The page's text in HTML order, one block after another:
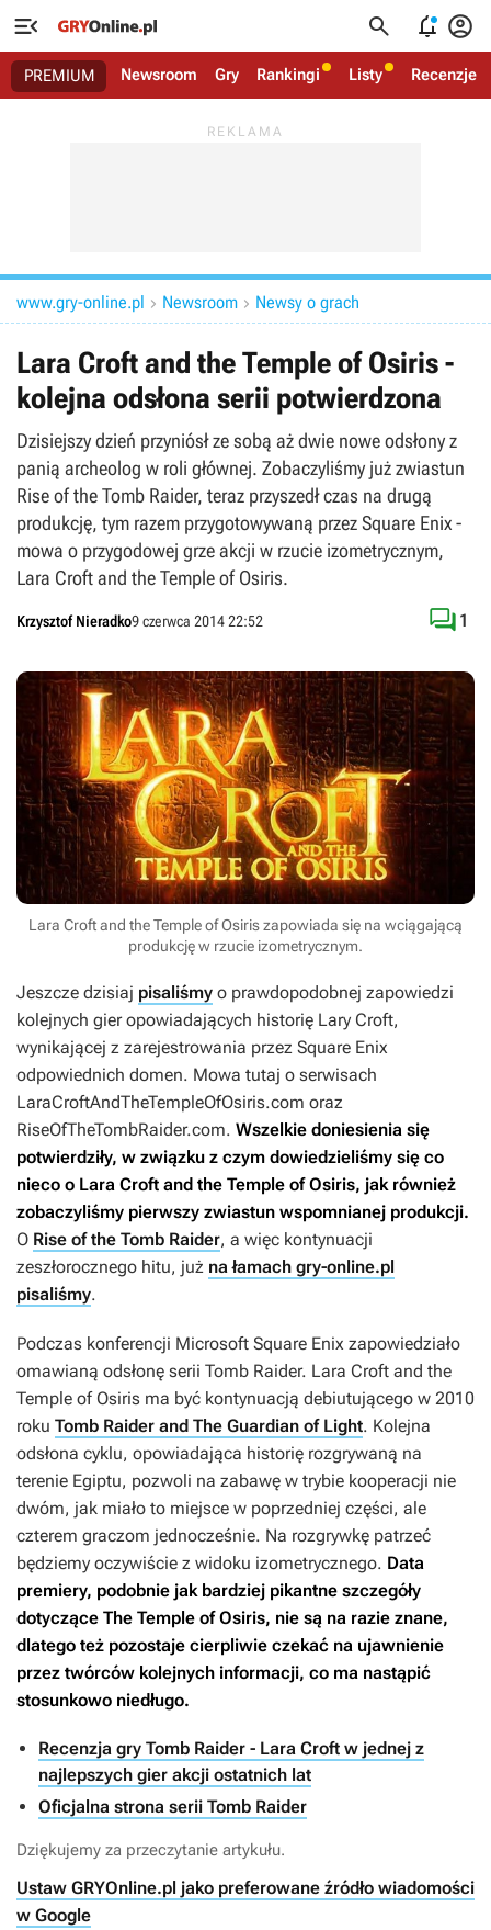
   
PREMIUM Newsroom Gry Rankingi Listy Recenzje
www.gry-online.pl  Newsroom  Newsy o grach
Lara Croft and the Temple of Osiris -
kolejna odsłona serii potwierdzona
Dzisiejszy dzień przyniósł ze sobą aż dwie nowe odsłony z
panią archeolog w roli głównej. Zobaczyliśmy już zwiastun
Rise of the Tomb Raider, teraz przyszedł czas na drugą
produkcję, tym razem przygotowywaną przez Square Enix -
mowa o przygodowej grze akcji w rzucie izometrycznym,
Lara Croft and the Temple of Osiris.
Krzysztof Nieradko9 czerwca 2014 22:52  1
Lara Croft and the Temple of Osiris zapowiada się na wciągającą
produkcję w rzucie izometrycznym.
Jeszcze dzisiaj pisaliśmy o prawdopodobnej zapowiedzi
kolejnych gier opowiadających historię Lary Croft,
wynikającej z zarejestrowania przez Square Enix
odpowiednich domen. Mowa tutaj o serwisach
LaraCroftAndTheTempleOfOsiris.com oraz
RiseOfTheTombRaider.com. Wszelkie doniesienia się
potwierdziły, w związku z czym dowiedzieliśmy się co
nieco o Lara Croft and the Temple of Osiris, jak również
zobaczyliśmy pierwszy zwiastun wspomnianej produkcji.
O Rise of the Tomb Raider, a więc kontynuacji
zeszłorocznego hitu, już na łamach gry-online.pl
pisaliśmy.
Podczas konferencji Microsoft Square Enix zapowiedziało
omawianą odsłonę serii Tomb Raider. Lara Croft and the
Temple of Osiris ma być kontynuacją debiutującego w 2010
roku Tomb Raider and The Guardian of Light. Kolejna
odsłona cyklu, opowiadająca historię rozgrywaną na
terenie Egiptu, pozwoli na zabawę w trybie kooperacji nie
dwóm, jak miało to miejsce w poprzedniej części, ale
czterem graczom jednocześnie. Na rozgrywkę patrzeć
będziemy oczywiście z widoku izometrycznego. Data
premiery, podobnie jak bardziej pikantne szczegóły
dotyczące The Temple of Osiris, nie są na razie znane,
dlatego też pozostaje cierpliwie czekać na ujawnienie
przez twórców kolejnych informacji, co ma nastąpić
stosunkowo niedługo.
Recenzja gry Tomb Raider - Lara Croft w jednej z
najlepszych gier akcji ostatnich lat
Oficjalna strona serii Tomb Raider
Dziękujemy za przeczytanie artykułu.
Ustaw GRYOnline.pl jako preferowane źródło wiadomości
w Google